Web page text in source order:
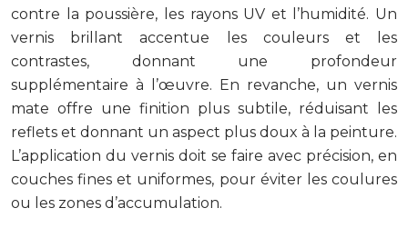
contre la poussière, les rayons UV et l’humidité. Un
vernis brillant accentue les couleurs et les
contrastes, donnant une profondeur
supplémentaire à l’œuvre. En revanche, un vernis
mate offre une finition plus subtile, réduisant les
reflets et donnant un aspect plus doux à la peinture.
L’application du vernis doit se faire avec précision, en
couches fines et uniformes, pour éviter les coulures
ou les zones d’accumulation.